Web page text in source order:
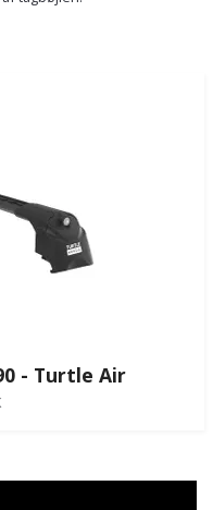
- Turtle Air